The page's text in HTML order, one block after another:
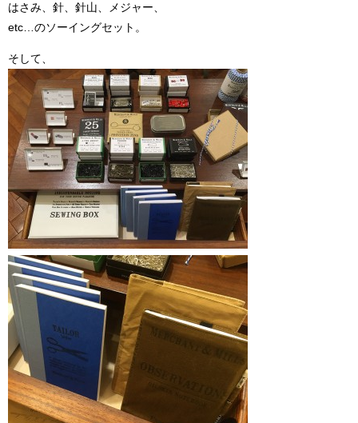
はさみ、針、針山、メジャー、
etc…のソーイングセット。
そして、